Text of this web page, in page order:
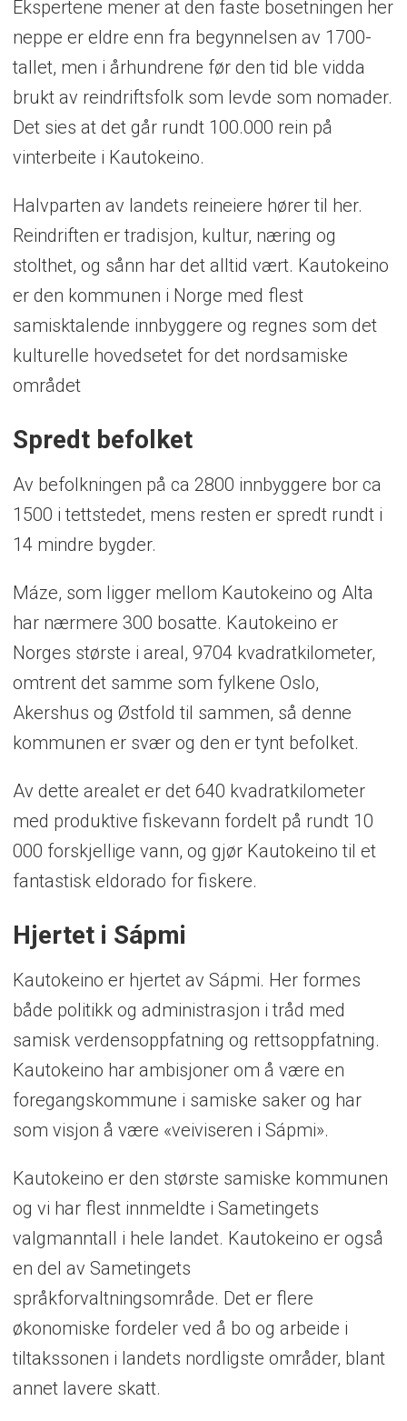
Ekspertene mener at den faste bosetningen her
neppe er eldre enn fra begynnelsen av 1700-
tallet, men i århundrene før den tid ble vidda
brukt av reindriftsfolk som levde som nomader.
Det sies at det går rundt 100.000 rein på
vinterbeite i Kautokeino.
Halvparten av landets reineiere hører til her.
Reindriften er tradisjon, kultur, næring og
stolthet, og sånn har det alltid vært. Kautokeino
er den kommunen i Norge med flest
samisktalende innbyggere og regnes som det
kulturelle hovedsetet for det nordsamiske
området
Spredt befolket
Av befolkningen på ca 2800 innbyggere bor ca
1500 i tettstedet, mens resten er spredt rundt i
14 mindre bygder.
Máze, som ligger mellom Kautokeino og Alta
har nærmere 300 bosatte. Kautokeino er
Norges største i areal, 9704 kvadratkilometer,
omtrent det samme som fylkene Oslo,
Akershus og Østfold til sammen, så denne
kommunen er svær og den er tynt befolket.
Av dette arealet er det 640 kvadratkilometer
med produktive fiskevann fordelt på rundt 10
000 forskjellige vann, og gjør Kautokeino til et
fantastisk eldorado for fiskere.
Hjertet i Sápmi
Kautokeino er hjertet av Sápmi. Her formes
både politikk og administrasjon i tråd med
samisk verdensoppfatning og rettsoppfatning.
Kautokeino har ambisjoner om å være en
foregangskommune i samiske saker og har
som visjon å være «veiviseren i Sápmi».
Kautokeino er den største samiske kommunen
og vi har flest innmeldte i Sametingets
valgmanntall i hele landet. Kautokeino er også
en del av Sametingets
språkforvaltningsområde. Det er flere
økonomiske fordeler ved å bo og arbeide i
tiltakssonen i landets nordligste områder, blant
annet lavere skatt.